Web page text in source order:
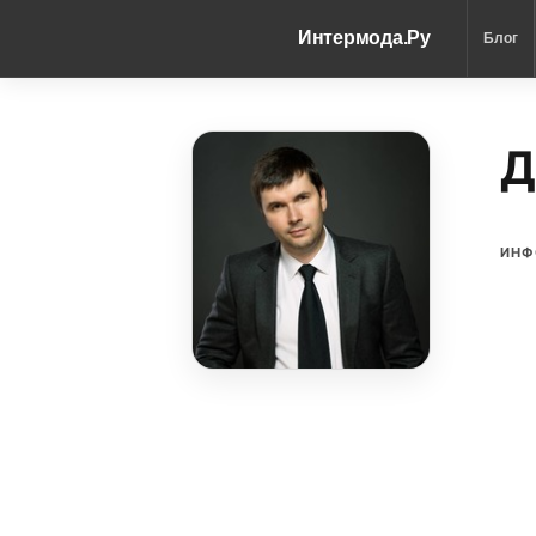
Интермода.Ру Блог